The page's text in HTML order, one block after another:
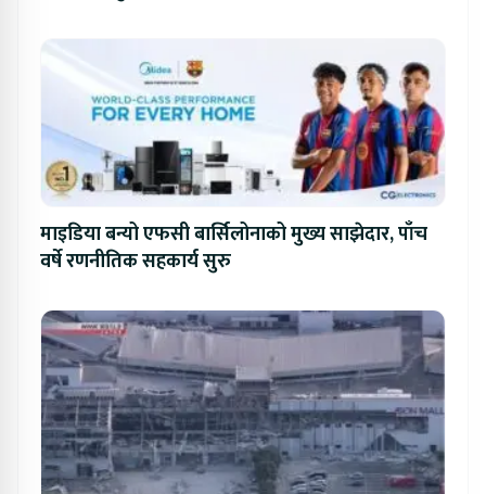
माइडिया बन्यो एफसी बार्सिलोनाको मुख्य साझेदार, पाँच
वर्षे रणनीतिक सहकार्य सुरु